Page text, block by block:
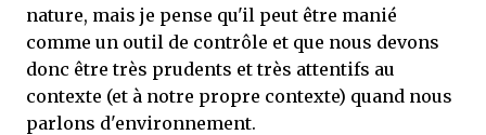
nature, mais je pense qu'il peut être manié
comme un outil de contrôle et que nous devons
donc être très prudents et très attentifs au
contexte (et à notre propre contexte) quand nous
parlons d'environnement.